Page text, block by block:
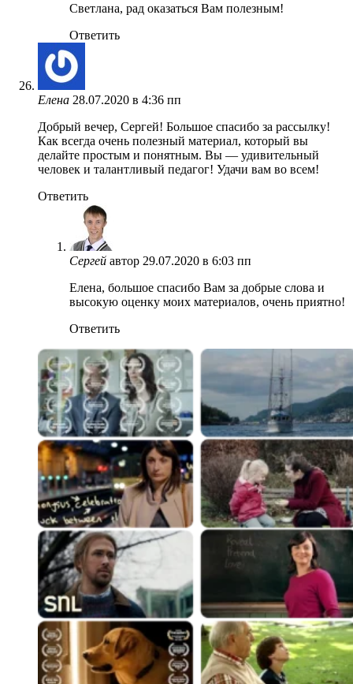
Светлана, рад оказаться Вам полезным!
Ответить
Елена 28.07.2020 в 4:36 пп
Добрый вечер, Сергей! Большое спасибо за рассылку!
Как всегда очень полезный материал, который вы
делайте простым и понятным. Вы — удивительный
человек и талантливый педагог! Удачи вам во всем!
Ответить
Сергей автор 29.07.2020 в 6:03 пп
Елена, большое спасибо Вам за добрые слова и
высокую оценку моих материалов, очень приятно!
Ответить